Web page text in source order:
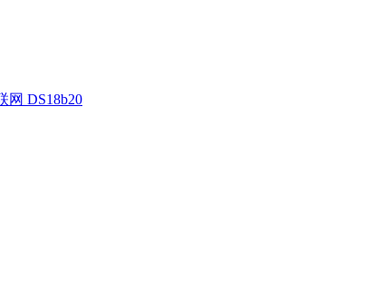
网 DS18b20